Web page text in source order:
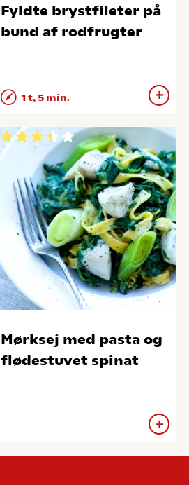
Fyldte brystfileter på
bund af rodfrugter
1 t, 5 min.
Mørksej med pasta og
flødestuvet spinat